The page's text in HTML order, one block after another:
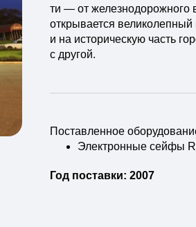
ти — от железнодорожного
открывается
и на историческую часть
с другой.
Поставленное
Электронные сейфы
Год поставки: 2007